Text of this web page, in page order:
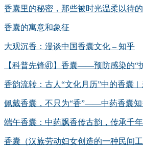
香囊里的秘密，那些被时光温柔以待
香囊的寓意和象征
大观沉香：漫谈中国香囊文化 – 知乎
【科普先锋㊶】香囊——预防感染的“
香韵流转：古人“文化月历”中的香囊
佩戴香囊，不只为“香”——中药香囊
端午香囊：中药飘香传古韵，传承千
香囊（汉族劳动妇女创造的一种民间